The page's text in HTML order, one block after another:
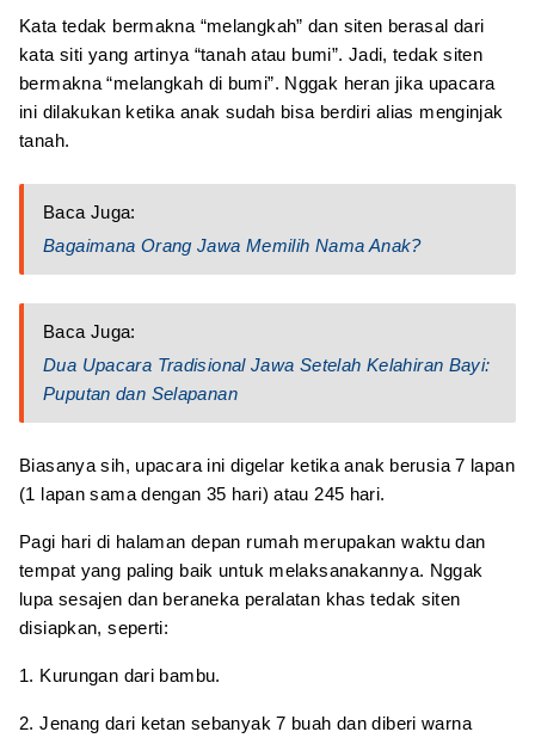
Kata tedak bermakna “melangkah” dan siten berasal dari
kata siti yang artinya “tanah atau bumi”. Jadi, tedak siten
bermakna “melangkah di bumi”. Nggak heran jika upacara
ini dilakukan ketika anak sudah bisa berdiri alias menginjak
tanah.
Baca Juga:
Bagaimana Orang Jawa Memilih Nama Anak?
Baca Juga:
Dua Upacara Tradisional Jawa Setelah Kelahiran Bayi:
Puputan dan Selapanan
Biasanya sih, upacara ini digelar ketika anak berusia 7 lapan
(1 lapan sama dengan 35 hari) atau 245 hari.
Pagi hari di halaman depan rumah merupakan waktu dan
tempat yang paling baik untuk melaksanakannya. Nggak
lupa sesajen dan beraneka peralatan khas tedak siten
disiapkan, seperti:
1. Kurungan dari bambu.
2. Jenang dari ketan sebanyak 7 buah dan diberi warna